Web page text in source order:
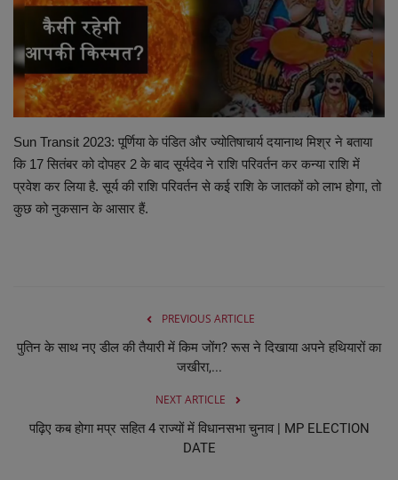
शिक्षा एवं रोजगार
Sun Transit 2023: पूर्णिया के पंडित और ज्योतिषाचार्य दयानाथ मिश्र ने बताया
कि 17 सितंबर को दोपहर 2 के बाद सूर्यदेव ने राशि परिवर्तन कर कन्या राशि में
प्रवेश कर लिया है. सूर्य की राशि परिवर्तन से कई राशि के जातकों को लाभ होगा, तो
कुछ को नुकसान के आसार हैं.
PREVIOUS ARTICLE
पुतिन के साथ नए डील की तैयारी में किम जोंग? रूस ने दिखाया अपने हथियारों का
जखीरा,...
NEXT ARTICLE
पढ़िए कब होगा मप्र सहित 4 राज्यों में विधानसभा चुनाव | MP ELECTION
DATE